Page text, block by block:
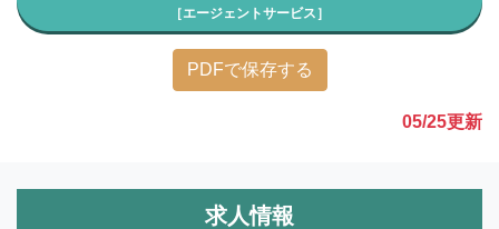
［エージェントサービス］
PDFで保存する
05/25更新
求人情報